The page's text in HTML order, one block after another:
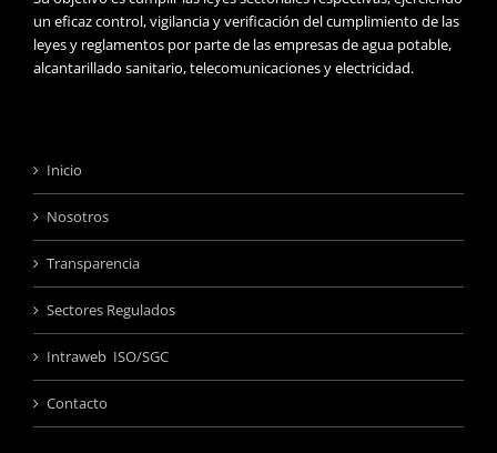
un eficaz control, vigilancia y verificación del cumplimiento de las
leyes y reglamentos por parte de las empresas de agua potable,
alcantarillado sanitario, telecomunicaciones y electricidad.
Inicio
Nosotros
Transparencia
Sectores Regulados
Intraweb ISO/SGC
Contacto